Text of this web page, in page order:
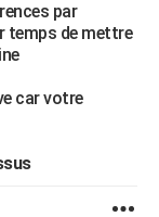
par
temps de mettre
car votre